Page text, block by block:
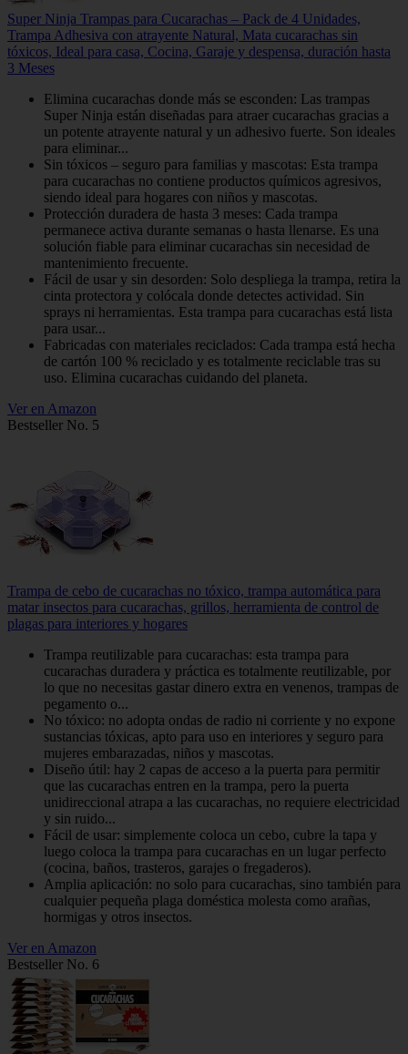
Super Ninja Trampas para Cucarachas – Pack de 4 Unidades,
Trampa Adhesiva con atrayente Natural, Mata cucarachas sin
tóxicos, Ideal para casa, Cocina, Garaje y despensa, duración hasta
3 Meses
Elimina cucarachas donde más se esconden: Las trampas
Super Ninja están diseñadas para atraer cucarachas gracias a
un potente atrayente natural y un adhesivo fuerte. Son ideales
para eliminar...
Sin tóxicos – seguro para familias y mascotas: Esta trampa
para cucarachas no contiene productos químicos agresivos,
siendo ideal para hogares con niños y mascotas.
Protección duradera de hasta 3 meses: Cada trampa
permanece activa durante semanas o hasta llenarse. Es una
solución fiable para eliminar cucarachas sin necesidad de
mantenimiento frecuente.
Fácil de usar y sin desorden: Solo despliega la trampa, retira la
cinta protectora y colócala donde detectes actividad. Sin
sprays ni herramientas. Esta trampa para cucarachas está lista
para usar...
Fabricadas con materiales reciclados: Cada trampa está hecha
de cartón 100 % reciclado y es totalmente reciclable tras su
uso. Elimina cucarachas cuidando del planeta.
Ver en Amazon
Bestseller No. 5
Trampa de cebo de cucarachas no tóxico, trampa automática para
matar insectos para cucarachas, grillos, herramienta de control de
plagas para interiores y hogares
Trampa reutilizable para cucarachas: esta trampa para
cucarachas duradera y práctica es totalmente reutilizable, por
lo que no necesitas gastar dinero extra en venenos, trampas de
pegamento o...
No tóxico: no adopta ondas de radio ni corriente y no expone
sustancias tóxicas, apto para uso en interiores y seguro para
mujeres embarazadas, niños y mascotas.
Diseño útil: hay 2 capas de acceso a la puerta para permitir
que las cucarachas entren en la trampa, pero la puerta
unidireccional atrapa a las cucarachas, no requiere electricidad
y sin ruido...
Fácil de usar: simplemente coloca un cebo, cubre la tapa y
luego coloca la trampa para cucarachas en un lugar perfecto
(cocina, baños, trasteros, garajes o fregaderos).
Amplia aplicación: no solo para cucarachas, sino también para
cualquier pequeña plaga doméstica molesta como arañas,
hormigas y otros insectos.
Ver en Amazon
Bestseller No. 6